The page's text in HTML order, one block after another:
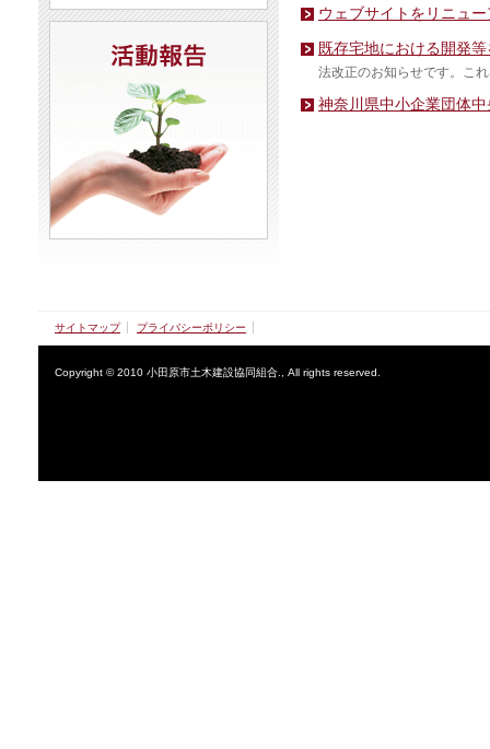
ウェブサイトをリニュ
既存宅地における開発
法改正のお知らせです。こ
神奈川県中小企業団体
サイトマップ プライバシーポリシー
Copyright © 2010 小田原市土木建設協同組合., All rights reserved.